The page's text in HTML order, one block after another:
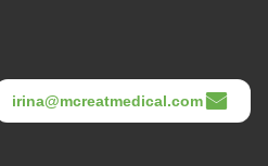
irina@mcreatmedical.com